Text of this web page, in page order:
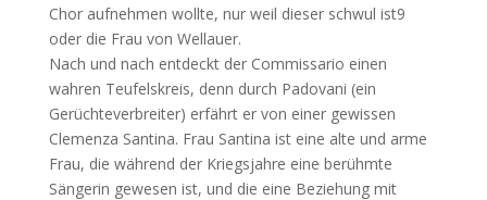
Chor aufnehmen wollte, nur weil dieser schwul ist9
oder die Frau von Wellauer.
Nach und nach entdeckt der Commissario einen
wahren Teufelskreis, denn durch Padovani (ein
Gerüchteverbreiter) erfährt er von einer gewissen
Clemenza Santina. Frau Santina ist eine alte und arme
Frau, die während der Kriegsjahre eine berühmte
Sängerin gewesen ist, und die eine Beziehung mit